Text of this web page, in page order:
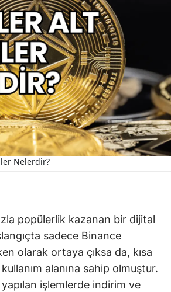
Nelerdir?
popülerlik kazanan bir dijital
sadece Binance
olarak ortaya çıksa da, kısa
alanına sahip olmuştur.
işlemlerde indirim ve